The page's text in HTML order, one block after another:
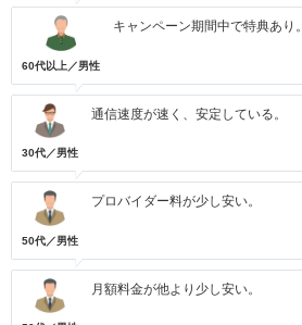
60代以上／男性
キャンペーン期間中で特典あり。
30代／男性
通信速度が速く、安定している。
50代／男性
プロバイダー料が少し安い。
月額料金が他より少し安い。